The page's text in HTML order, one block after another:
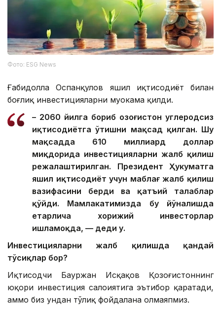
Фото: ESG News
Ғабидолла Оспанқулов яшил иқтисодиёт билан
боғлиқ инвестицияларни муҳокама қилди.
– 2060 йилга бориб Қозоғистон углеродсиз
иқтисодиётга ўтишни мақсад қилган. Шу
мақсадда 610 миллиард доллар
миқдорида инвестицияларни жалб қилиш
режалаштирилган. Президент Ҳукуматга
яшил иқтисодиёт учун маблағ жалб қилиш
вазифасини берди ва қатъий талаблар
қўйди. Мамлакатимизда бу йўналишда
етарлича хорижий инвесторлар
ишламоқда, — деди у.
Инвестицияларни жалб қилишда қандай
тўсиқлар бор?
Иқтисодчи Бауржан Исқақов Қозоғистоннинг
юқори инвестиция салоҳиятига эътибор қаратади,
аммо биз ундан тўлиқ фойдалана олмаяпмиз.